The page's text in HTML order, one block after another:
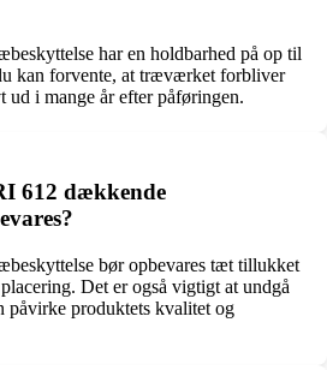
har en holdbarhed på op til
kan forvente, at træværket forbliver
ud i mange år efter påføringen.
612 dækkende
bør opbevares tæt tillukket
Det er også vigtigt at undgå
påvirke produktets kvalitet og